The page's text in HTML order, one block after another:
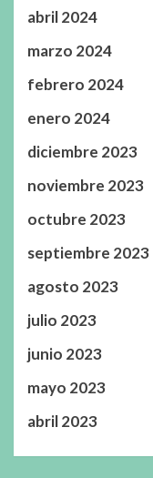
abril 2024
marzo 2024
febrero 2024
enero 2024
diciembre 2023
noviembre 2023
octubre 2023
septiembre 2023
agosto 2023
julio 2023
junio 2023
mayo 2023
abril 2023